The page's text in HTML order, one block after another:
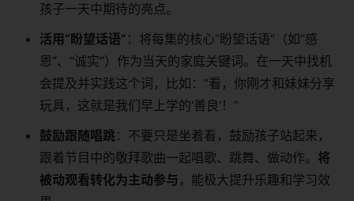
孩子一天中期待的亮点。
活用“盼望话语” ：将每集的核心“盼望话语”（如“感
恩”、“诚实”）作为当天的家庭关键词。在一天中找机
会提及并实践这个词，比如：“看，你刚才和妹妹分享
玩具，这就是我们早上学的‘善良’！”
鼓励跟随唱跳：不要只是坐着看，鼓励孩子站起来，
跟着节目中的敬拜歌曲一起唱歌、跳舞、做动作。 将
被动观看转化为主动参与 ，能极大提升乐趣和学习效